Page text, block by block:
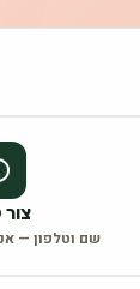
שם וטלפון —